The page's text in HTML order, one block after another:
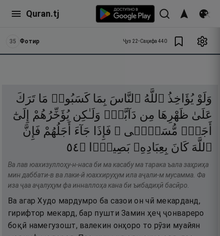
Quran.tj
35 Фотир Ҷуз 22•Саҳифа 440
وَلَوْ يُؤَاخِذُ ٱللَّهُ ٱلنَّاسَ بِمَا كَسَبُوا۟ مَا تَرَكَ
عَلَىٰ ظَهْرِهَا مِن دَآبَّةٍۢ وَلَـٰكِن يُؤَخِّرُهُمْ
إِلَىٰٓ
أَجَلٍۢ مُّسَمًّۭى ۖ فَإِذَا جَآءَ أَجَلُهُمْ فَإِنَّ
ٱللَّهَ كَانَ بِعِبَادِهِۦ بَصِيرًۢا ۝٤٥
Ва лав юахизуллоҳу-н-наса би ма касабу ма тарака ъала заҳриҳа
мин даббати-в ва лаки-й юаххируҳум ила аҷали-м мусамма. Фа
иза ҷаа аҷалуҳум фа инналлоҳа кана би ъибадиҳӣ басӣро.
Ва агар Худо мардумро ба сазои он чӣ мекарданд,
гирифтор мекард, бар пушти Замин ҳеҷ ҷонвареро
боқӣ намегузошт, валекин онҳоро то рӯзи муайян